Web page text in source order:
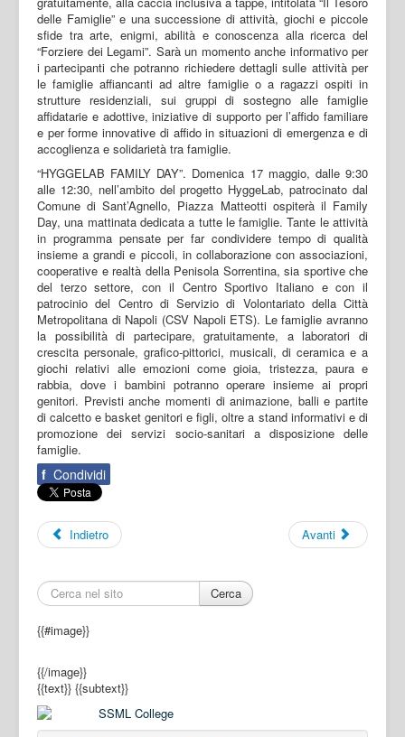
delle Famiglie” e una successione di attività, giochi e piccole
sfide tra arte, enigmi, abilità e conoscenza alla ricerca del
“Forziere dei Legami”. Sarà un momento anche informativo per
i partecipanti che potranno richiedere dettagli sulle attività per
le famiglie affiancanti ad altre famiglie o a ragazzi ospiti in
strutture residenziali, sui gruppi di sostegno alle famiglie
affidatarie e adottive, iniziative di supporto per l’affido familiare
e per forme innovative di affido in situazioni di emergenza e di
accoglienza e solidarietà tra famiglie.
“HYGGELAB FAMILY DAY”. Domenica 17 maggio, dalle 9:30
alle 12:30, nell’ambito del progetto HyggeLab, patrocinato dal
Comune di Sant’Agnello, Piazza Matteotti ospiterà il Family
Day, una mattinata dedicata a tutte le famiglie. Tante le attività
in programma pensate per far condividere tempo di qualità
insieme a grandi e piccoli, in collaborazione con associazioni,
cooperative e realtà della Penisola Sorrentina, sia sportive che
del terzo settore, con il Centro Sportivo Italiano e con il
patrocinio del Centro di Servizio di Volontariato della Città
Metropolitana di Napoli (CSV Napoli ETS). Le famiglie avranno
la possibilità di partecipare, gratuitamente, a laboratori di
crescita personale, grafico-pittorici, musicali, di ceramica e a
giochi relativi alle emozioni come gioia, tristezza, paura e
rabbia, dove i bambini potranno operare insieme ai propri
genitori. Previsti anche momenti di animazione, balli e partite
di calcetto e basket genitori e figli, oltre a stand informativi e di
promozione dei servizi socio-sanitari a disposizione delle
famiglie.
f Condividi
Indietro Avanti
Cerca
{{#image}}
{{/image}}
{{text}} {{subtext}}